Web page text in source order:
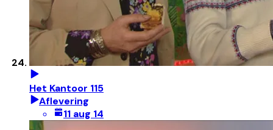
Het Kantoor 115
Aflevering
11 aug 14